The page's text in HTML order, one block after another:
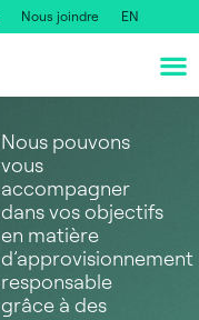
Nous joindre EN
Nous pouvons
vous
accompagner
dans vos objectifs
en matière
d’approvisionnement
responsable
grâce à des